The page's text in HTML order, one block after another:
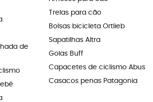
de
Trelas para cão
Bolsas bicicleta Ortlieb
Sapatilhas Altra
Golas Buff
Capacetes de ciclismo Abus
Casacos penas Patagonia